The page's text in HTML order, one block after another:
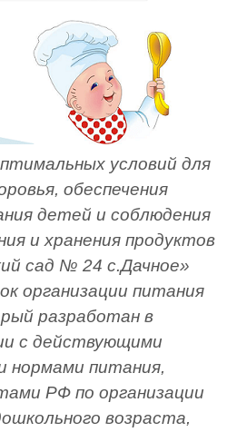
условий для
обеспечения
детей и соблюдения
и хранения продуктов
сад № 24 с.Дачное»
организации питания
разработан в
с действующими
нормами питания,
РФ по организации
возраста,